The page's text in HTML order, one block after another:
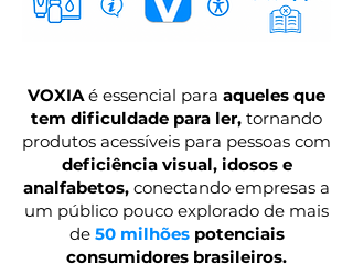
VOXIAé essencial para aqueles que
tem dificuldade para ler, tornando
produtos acessíveis para pessoas com
deficiência visual, idosos e
analfabetos, conectando empresas a
um público pouco explorado de mais
de 50 milhõespotenciais
consumidores brasileiros.